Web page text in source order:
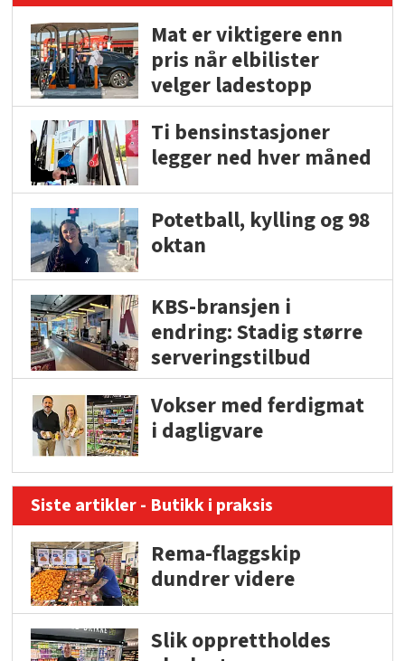
Mat er viktigere enn
pris når elbilister
velger ladestopp
Ti bensinstasjoner
legger ned hver måned
Potetball, kylling og 98
oktan
KBS-bransjen i
endring: Stadig større
serveringstilbud
Vokser med ferdigmat
i dagligvare
Siste artikler - Butikk i praksis
Rema-flaggskip
dundrer videre
Slik opprettholdes